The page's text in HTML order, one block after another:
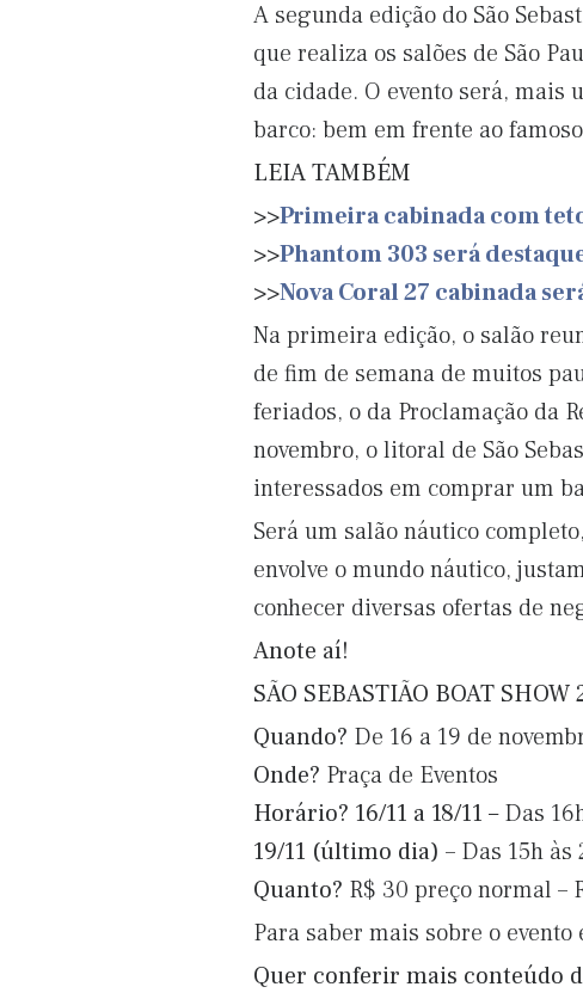
A segunda edição do São
que realiza os salões de São
da cidade. O evento será,
barco: bem em frente ao
LEIA TAMBÉM
>>Primeira cabinada com
>>Phantom 303 será
>>Nova Coral 27 cabinada
Na primeira edição, o salão
de fim de semana de muitos
feriados, o da Proclamação da
novembro, o litoral de São
interessados em comprar um
Será um salão náutico
envolve o mundo náutico,
conhecer diversas ofertas de
Anote aí!
SÃO SEBASTIÃO BOAT SHOW
Quando? De 16 a 19 de
Onde? Praça de Eventos
Horário? 16/11 a 18/11 – Das
19/11 (último dia) – Das 15h às
Quanto? R$ 30 preço normal –
Para saber mais sobre o
Quer conferir mais conteúdo